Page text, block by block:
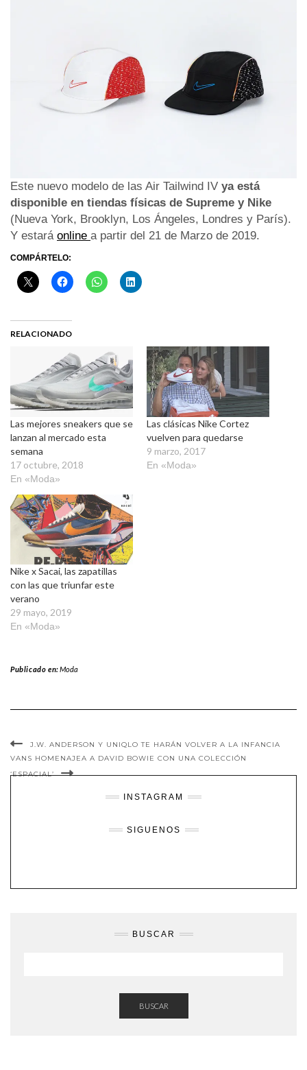
Este nuevo modelo de las Air Tailwind IV ya está
disponible en tiendas físicas de Supreme y Nike
(Nueva York, Brooklyn, Los Ángeles, Londres y París).
Y estará online a partir del 21 de Marzo de 2019.
COMPÁRTELO:
RELACIONADO
Las mejores sneakers que se
lanzan al mercado esta
semana
17 octubre, 2018
En «Moda»
Las clásicas Nike Cortez
vuelven para quedarse
9 marzo, 2017
En «Moda»
Nike x Sacai, las zapatillas
con las que triunfar este
verano
29 mayo, 2019
En «Moda»
Publicado en:Moda
J.W. ANDERSON Y UNIQLO TE HARÁN VOLVER A LA INFANCIA
VANS HOMENAJEA A DAVID BOWIE CON UNA COLECCIÓN
‘ESPACIAL’
INSTAGRAM
SIGUENOS
BUSCAR
BUSCAR